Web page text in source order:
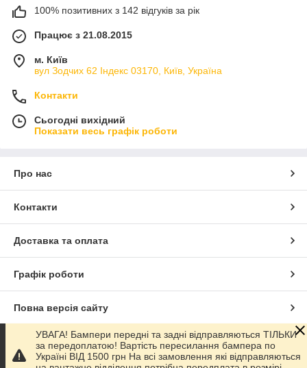
100% позитивних з 142 відгуків за рік
Працює з 21.08.2015
м. Київ
вул Зодчих 62 Індекс 03170, Київ, Україна
Контакти
Сьогодні вихідний
Показати весь графік роботи
Про нас
Контакти
Доставка та оплата
Графік роботи
Повна версія сайту
Сайт створено на маркетплейсіProm.ua
УВАГА! Бампери передні та задні відправляються ТІЛЬКИ
за передоплатою! Вартість пересилання бампера по
Україні ВІД 1500 грн На всі замовлення які відправляються